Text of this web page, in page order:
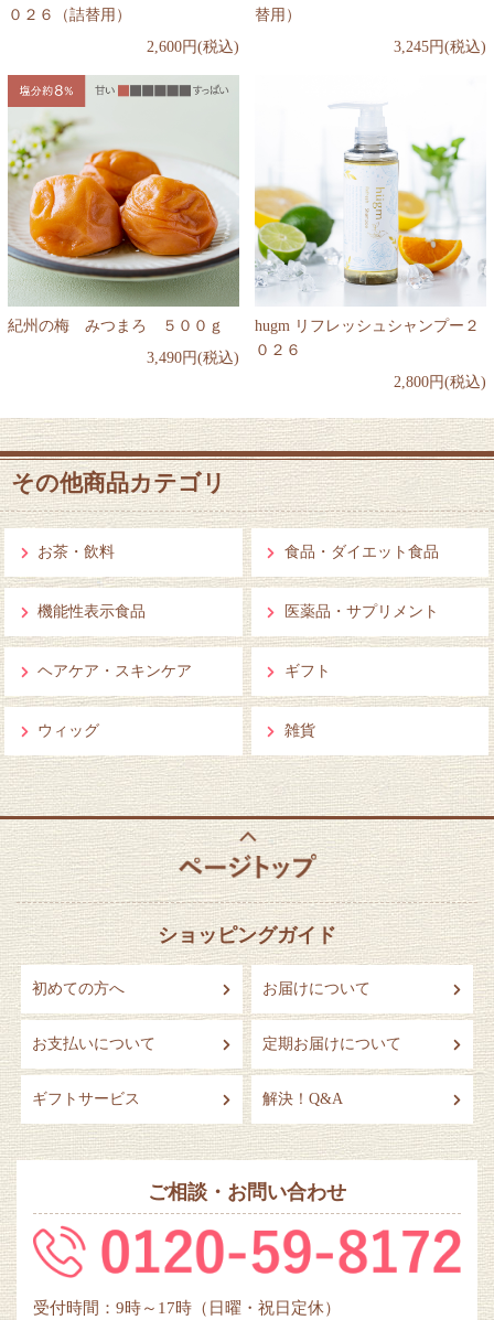
０２６（詰替用）
2,600円(税込)
替用）
3,245円(税込)
紀州の梅 みつまろ ５００ｇ
3,490円(税込)
hugm リフレッシュシャンプー２
０２６
2,800円(税込)
その他商品カテゴリ
お茶・飲料 食品・ダイエット食品
機能性表示食品 医薬品・サプリメント
ヘアケア・スキンケア ギフト
ウィッグ 雑貨
ショッピングガイド
初めての方へ お届けについて
お支払いについて 定期お届けについて
ギフトサービス 解決！Q&A
ご相談・お問い合わせ
受付時間：9時～17時（日曜・祝日定休）